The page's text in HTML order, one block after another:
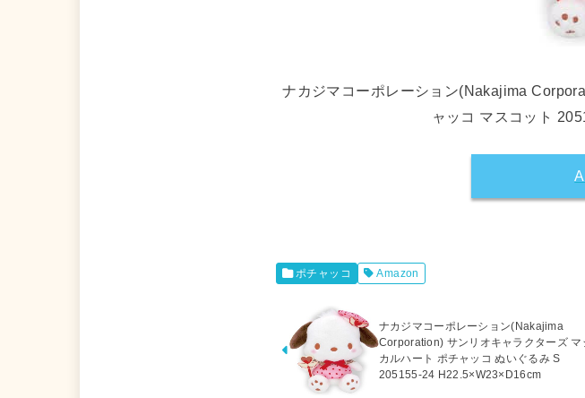
ナカジマコーポレーション(Nakajima
ャッコ マスコット
ポチャッコ Amazon
ナカジマコーポレーション(Nakajima
Corporation) サンリオキャラクターズ マ
カルハート ポチャッコ ぬいぐるみ S
205155-24 H22.5×W23×D16cm